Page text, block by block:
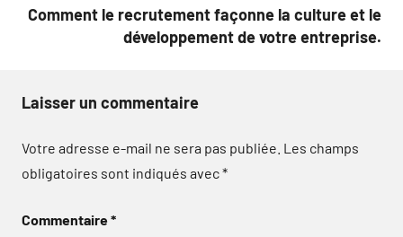
Comment le recrutement façonne la culture et le
développement de votre entreprise.
Laisser un commentaire
Votre adresse e-mail ne sera pas publiée. Les champs
obligatoires sont indiqués avec*
Commentaire*